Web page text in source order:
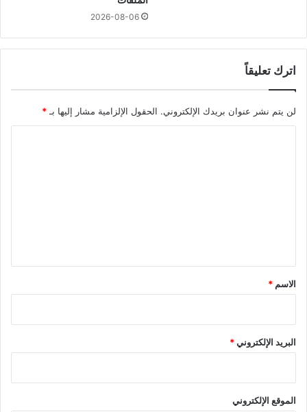
2026-08-06
اترك تعليقاً
لن يتم نشر عنوان بريدك الإلكتروني. الحقول الإلزامية مشار إليها بـ *
*
الاسم *
البريد الإلكتروني*
الموقع الإلكتروني